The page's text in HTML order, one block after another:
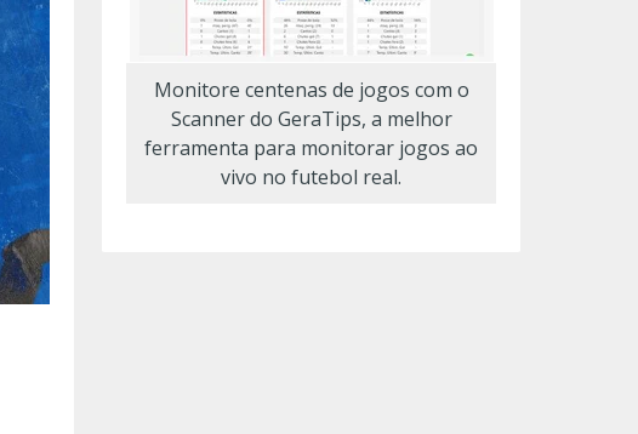
Monitore centenas de jogos com o
Scanner do GeraTips, a melhor
ferramenta para monitorar jogos ao
vivo no futebol real.